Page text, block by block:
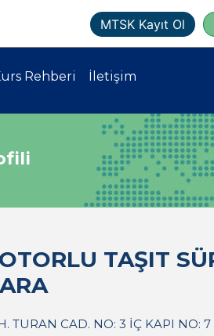
MTSK Kayıt Ol
Rehberi İletişim
TAŞIT
TURAN CAD. NO: 3 İÇ KAPI NO: